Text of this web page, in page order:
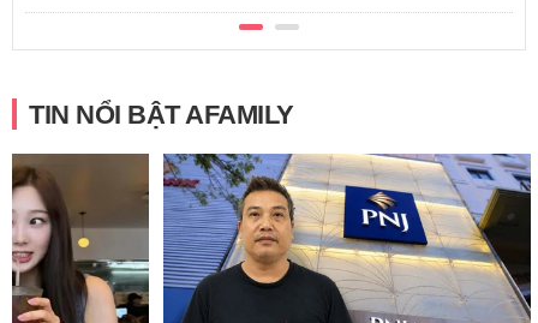
TIN NỔI BẬT AFAMILY